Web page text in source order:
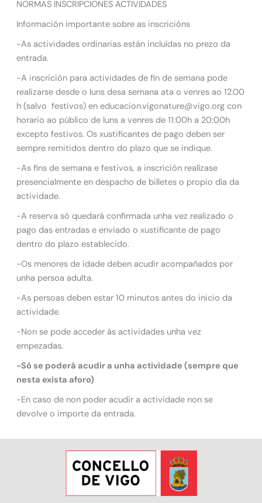
NORMAS INSCRIPCIONES ACTIVIDADES
Información importante sobre as inscricións
-As actividades ordinarias están incluídas no prezo da
entrada.
-A inscrición para actividades de fin de semana pode
realizarse desde o luns desa semana ata o venres ao 12.00
h (salvo festivos) en educacion.vigonature@vigo.org con
horario ao público de luns a venres de 11:00h a 20:00h
excepto festivos. Os xustificantes de pago deben ser
sempre remitidos dentro do plazo que se indique.
-As fins de semana e festivos, a inscrición realízase
presencialmente en despacho de billetes o propio día da
actividade.
-A reserva só quedará confirmada unha vez realizado o
pago das entradas e enviado o xustificante de pago
dentro do plazo establecido.
-Os menores de idade deben acudir acompañados por
unha persoa adulta.
-As persoas deben estar 10 minutos antes do inicio da
actividade.
-Non se pode acceder ás actividades unha vez
empezadas.
-Só se poderá acudir a unha actividade (sempre que
nesta exista aforo)
-En caso de non poder acudir a actividade non se
devolve o importe da entrada.